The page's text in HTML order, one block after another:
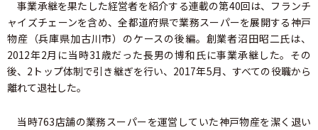
事業承継を果たした経営者を紹介する連載の第40回は、フランチ
ャイズチェーンを含め、全都道府県で業務スーパーを展開する神戸
物産（兵庫県加古川市）のケースの後編。創業者沼田昭二氏は、
2012年2月に当時31歳だった長男の博和氏に事業承継した。その
後、2トップ体制で引き継ぎを行い、2017年5月、すべての役職から
離れて退社した。
当時763店舗の業務スーパーを運営していた神戸物産を潔く退い